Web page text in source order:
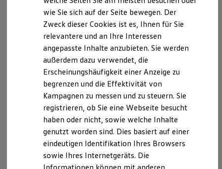
Digitales Bordbuch
Fahrerassistenz- und Sicherheitssysteme
Kontrollleuchten
Batterieverordnung
XTL-Dieselkraftstoff
Ersatzteile und Betriebsflüssigkeiten
Original Zubehör und Lifestyle Produkte
myVolkswagen
myVolkswagen Business
Elektrisch & Autonom
Elektro - & Hybridfahrzeuge
Unser Ansatz
Klimafreundlicher Strom
Reichweite & Ladelösungen
Reichweitensimulator
Ladezeitensimulator
OTHER DEALINGS IN THE SOFTWARE.
wie Sie sich auf der Seite bewegen. Der
Zweck dieser Cookies ist es, Ihnen für Sie
relevantere und an Ihre Interessen
angepasste Inhalte anzubieten. Sie werden
außerdem dazu verwendet, die
Erscheinungshäufigkeit einer Anzeige zu
begrenzen und die Effektivität von
Kampagnen zu messen und zu steuern. Sie
registrieren, ob Sie eine Webseite besucht
haben oder nicht, sowie welche Inhalte
genutzt worden sind. Dies basiert auf einer
eindeutigen Identifikation Ihres Browsers
sowie Ihres Internetgeräts. Die
Informationen können mit anderen